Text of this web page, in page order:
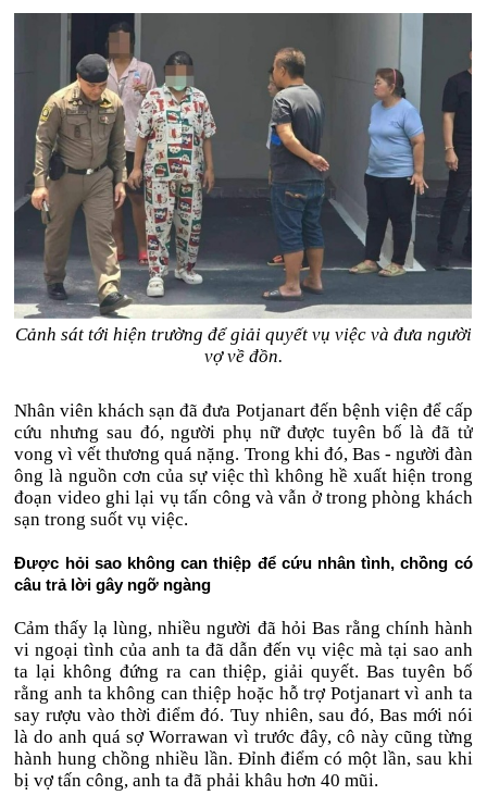
Cảnh sát tới hiện trường để giải quyết vụ việc và đưa người
vợ về đồn.
Nhân viên khách sạn đã đưa Potjanart đến bệnh viện để cấp
cứu nhưng sau đó, người phụ nữ được tuyên bố là đã tử
vong vì vết thương quá nặng. Trong khi đó, Bas - người đàn
ông là nguồn cơn của sự việc thì không hề xuất hiện trong
đoạn video ghi lại vụ tấn công và vẫn ở trong phòng khách
sạn trong suốt vụ việc.
Được hỏi sao không can thiệp để cứu nhân tình, chồng có
câu trả lời gây ngỡ ngàng
Cảm thấy lạ lùng, nhiều người đã hỏi Bas rằng chính hành
vi ngoại tình của anh ta đã dẫn đến vụ việc mà tại sao anh
ta lại không đứng ra can thiệp, giải quyết. Bas tuyên bố
rằng anh ta không can thiệp hoặc hỗ trợ Potjanart vì anh ta
say rượu vào thời điểm đó. Tuy nhiên, sau đó, Bas mới nói
là do anh quá sợ Worrawan vì trước đây, cô này cũng từng
hành hung chồng nhiều lần. Đỉnh điểm có một lần, sau khi
bị vợ tấn công, anh ta đã phải khâu hơn 40 mũi.